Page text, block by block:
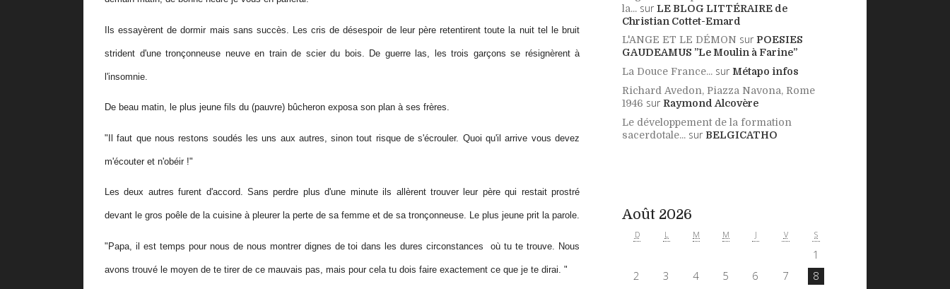
Ils essayèrent de dormir mais sans succès. Les cris de désespoir de leur père retentirent toute la nuit tel le bruit
strident d'une tronçonneuse neuve en train de scier du bois. De guerre las, les trois garçons se résignèrent à
l'insomnie.
De beau matin, le plus jeune fils du (pauvre) bûcheron exposa son plan à ses frères.
"Il faut que nous restons soudés les uns aux autres, sinon tout risque de s'écrouler. Quoi qu'il arrive vous devez
m'écouter et n'obéir !"
Les deux autres furent d'accord. Sans perdre plus d'une minute ils allèrent trouver leur père qui restait prostré
devant le gros poêle de la cuisine à pleurer la perte de sa femme et de sa tronçonneuse. Le plus jeune prit la parole.
"Papa, il est temps pour nous de nous montrer dignes de toi dans les dures circonstances où tu te trouve. Nous
avons trouvé le moyen de te tirer de ce mauvais pas, mais pour cela tu dois faire exactement ce que je te dirai. "
la... sur LE BLOG LITTÉRAIRE de
Christian Cottet-Emard
L'ANGE ET LE DÉMON sur POESIES
GAUDEAMUS ”Le Moulin à Farine”
La Douce France... sur Métapo infos
Richard Avedon, Piazza Navona, Rome
1946 sur Raymond Alcovère
Le développement de la formation
sacerdotale... sur BELGICATHO
Août 2026
D L M M J V S
1
2
3 4 5 6 7
8